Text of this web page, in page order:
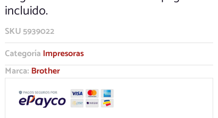
incluido.
SKU 5939022
Categoría Impresoras
Marca: Brother